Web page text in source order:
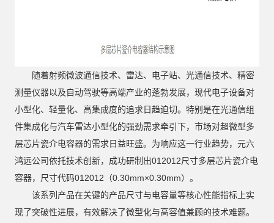
随着射频微波通信技术、雷达、电子站、光通信技术、精密
测量仪器以及自动驾驶等高端产业的蓬勃发展，现代电子设备对
小型化、轻量化、高集成度的追求日趋迫切。特别是在光通信组
件集成化与汽车雷达小型化的强劲需求牵引下，市场对超微型多
层芯片瓷介电容器的需求日益旺盛。为响应这一行业趋势，元六
鸿远公司依托技术创新，成功研制出012012尺寸多层芯片瓷介电
容器，尺寸代码012012（0.30mm×0.30mm）。
该系列产品在关键的产品尺寸与电容量等核心性能指标上实
现了突破性进展，有效解决了微型化与高容值兼顾的技术难题。